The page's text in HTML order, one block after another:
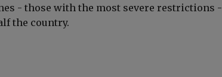
- those with the most severe restrictions -
the country.